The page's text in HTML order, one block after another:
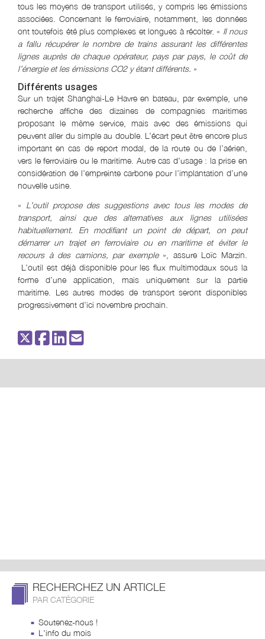
tous les moyens de transport utilisés, y compris les émissions
associées. Concernant le ferroviaire, notamment, les données
ont toutefois été plus complexes et longues à récolter. « Il nous
a fallu récupérer le nombre de trains assurant les différentes
lignes auprès de chaque opérateur, pays par pays, le coût de
l’énergie et les émissions CO2 y étant différents. »
Différents usages
Sur un trajet Shanghai-Le Havre en bateau, par exemple, une
recherche affiche des dizaines de compagnies maritimes
proposant le même service, mais avec des émissions qui
peuvent aller du simple au double. L’écart peut être encore plus
important en cas de report modal, de la route ou de l’aérien,
vers le ferroviaire ou le maritime. Autre cas d’usage : la prise en
considération de l’empreinte carbone pour l’implantation d’une
nouvelle usine.
« L’outil propose des suggestions avec tous les modes de
transport, ainsi que des alternatives aux lignes utilisées
habituellement. En modifiant un point de départ, on peut
démarrer un trajet en ferroviaire ou en maritime et éviter le
recours à des camions, par exemple», assure Loïc Marzin.
L’outil est déjà disponible pour les flux multimodaux sous la
forme d’une application, mais uniquement sur la partie
maritime. Les autres modes de transport seront disponibles
progressivement d’ici novembre prochain.
RECHERCHEZ UN ARTICLE
PAR CATÉGORIE
Soutenez-nous !
L'info du mois